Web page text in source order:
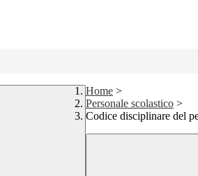
Home >
Personale scolastico >
Codice disciplinare del